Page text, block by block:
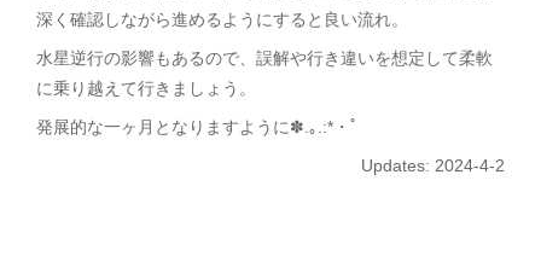
深く確認しながら進めるようにすると良い流れ。
水星逆行の影響もあるので、誤解や行き違いを想定して柔軟
に乗り越えて行きましょう。
発展的な一ヶ月となりますように✽.｡.:*・ﾟ
Updates: 2024-4-2